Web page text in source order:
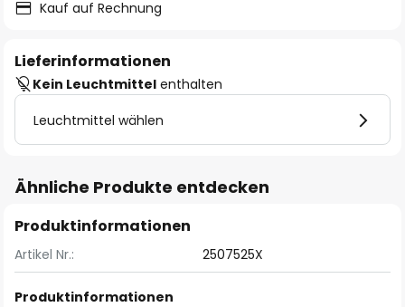
Kauf auf Rechnung
Lieferinformationen
Kein Leuchtmittel enthalten
Leuchtmittel wählen
Ähnliche Produkte entdecken
Produktinformationen
Artikel Nr.: 2507525X
Produktinformationen